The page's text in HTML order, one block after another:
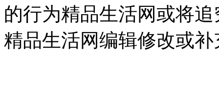
的行为精品生活网或将
精品生活网编辑修改或补